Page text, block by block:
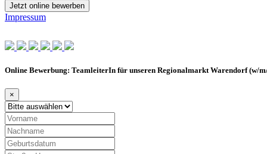
Jetzt online bewerben
Impressum
Online Bewerbung: TeamleiterIn für unseren Regionalmarkt Warendorf (w/
×